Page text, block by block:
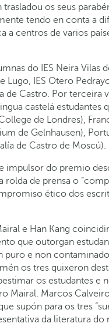
os seus
tendo en conta a
a centros de varios
do IES Neira Vilas
Lugo, IES Otero
de Castro. Por terceira
castelá estudantes
de Londres),
de Gelnhausen),
de Castro de Moscú).
impulsor do premio
rolda de prensa o
ético dos
e Han Kang
que outorgan
e non
os tres quixeron
os estudantes e
Mairal. Marcos
supón para os tres
da literatura do